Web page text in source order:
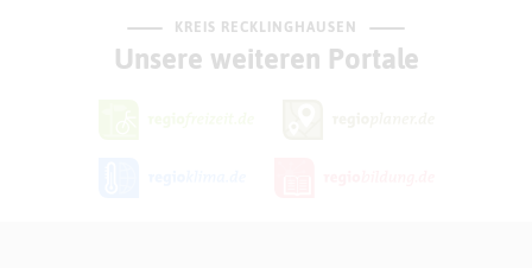
KREIS RECKLINGHAUSEN
Unsere weiteren Portale